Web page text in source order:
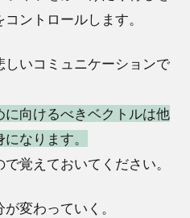
ントロールします。
いコミュニケーションで
向けるべきベクトルは他
なります。
覚えておいてください。
変わっていく。